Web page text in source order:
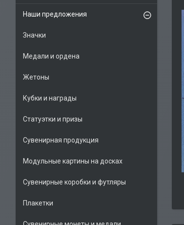
Наши предложения
Значки
Медали и ордена
Жетоны
Кубки и награды
Статуэтки и призы
Сувенирная продукция
Модульные картины на досках
Сувенирные коробки и футляры
Плакетки